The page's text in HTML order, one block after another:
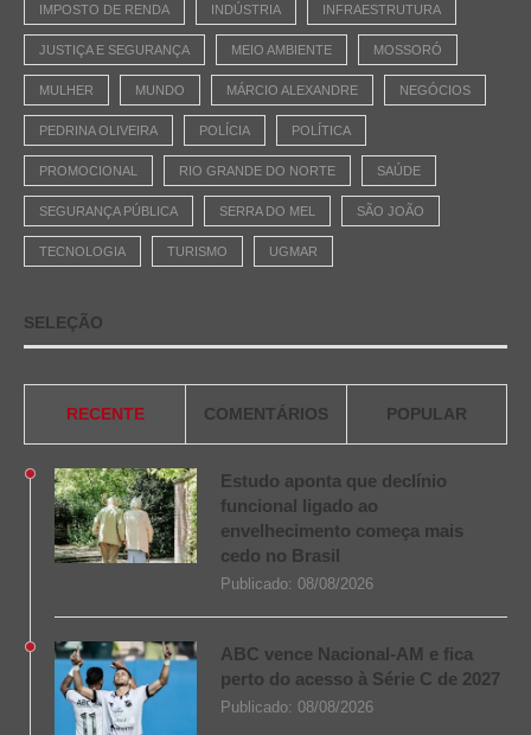
IMPOSTO DE RENDA INDÚSTRIA INFRAESTRUTURA
JUSTIÇA E SEGURANÇA MEIO AMBIENTE MOSSORÓ
MULHER MUNDO MÁRCIO ALEXANDRE NEGÓCIOS
PEDRINA OLIVEIRA POLÍCIA POLÍTICA
PROMOCIONAL RIO GRANDE DO NORTE SAÚDE
SEGURANÇA PÚBLICA SERRA DO MEL SÃO JOÃO
TECNOLOGIA TURISMO UGMAR
SELEÇÃO
RECENTE COMENTÁRIOS POPULAR
Estudo aponta que declínio
funcional ligado ao
envelhecimento começa mais
cedo no Brasil
Publicado: 08/08/2026
ABC vence Nacional-AM e fica
perto do acesso à Série C de 2027
Publicado: 08/08/2026